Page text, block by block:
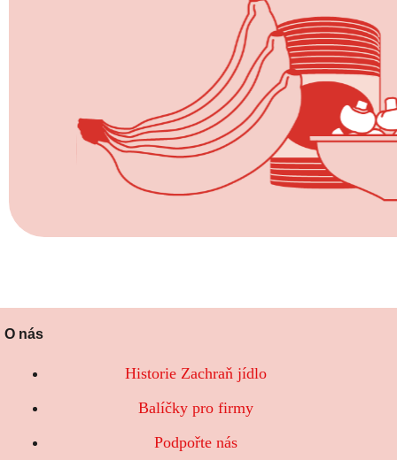
O nás
Historie Zachraň jídlo
Balíčky pro firmy
Podpořte nás